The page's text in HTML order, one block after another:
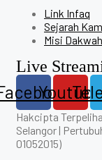
Link Infaq
Sejarah
Misi Dakwah
Live
Youtube
Hakcipta
Selangor |
01052015)